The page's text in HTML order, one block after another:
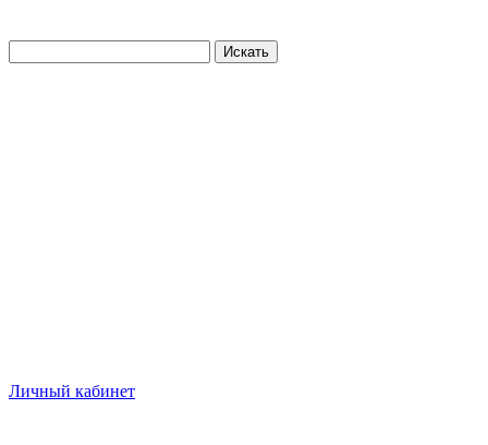
Искать
Личный кабинет